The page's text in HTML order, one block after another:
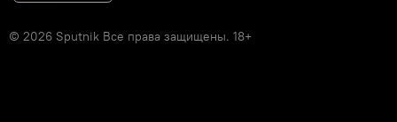
© 2026 Sputnik Все права защищены. 18+